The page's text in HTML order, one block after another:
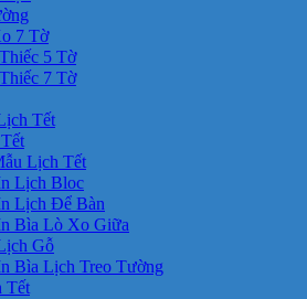
7 Tờ
5 Tờ
7 Tờ
Tết
Lịch Tết
Lịch Bloc
Lịch Để Bàn
Bìa Lò Xo Giữa
Gỗ
Bìa Lịch Treo Tường
Tết